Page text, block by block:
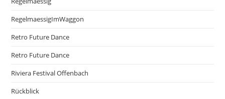
RegelmaessigImWaggon
Retro Future Dance
Retro Future Dance
Riviera Festival Offenbach
Rückblick